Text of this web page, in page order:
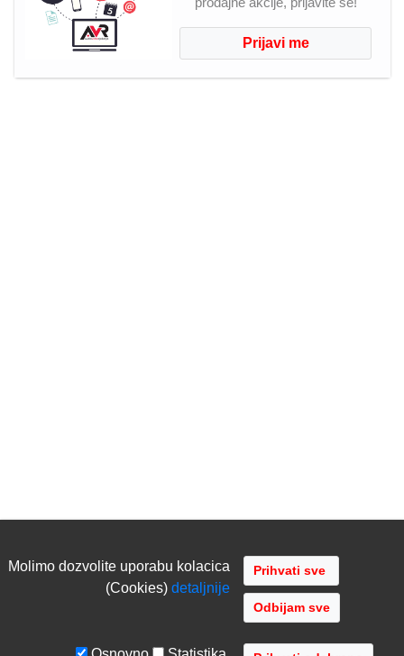
Prijavi me
Molimo dozvolite uporabu kolacica
(Cookies)detaljnije
Odbijam sve